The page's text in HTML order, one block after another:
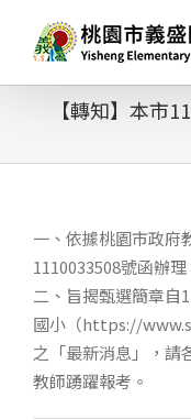
【轉知】本市
一、依據桃園市政府
1110033508號函辦理
二、旨揭甄選簡章自
國小（https://
之「最新消息」，請
教師踴躍報考。